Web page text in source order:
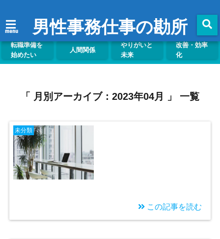
menu 男性事務仕事の勘所
転職準備を
始めたい
人間関係
やりがいと
未来
改善・効率
化
「 月別アーカイブ：2023年04月 」 一覧
未分類
この記事を読む